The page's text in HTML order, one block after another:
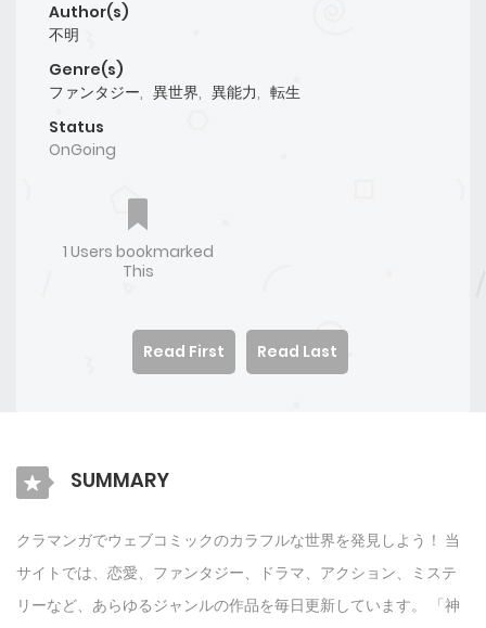
Author(s)
不明
Genre(s)
ファンタジー, 異世界, 異能力, 転生
Status
OnGoing
1 Users bookmarked
This
Read First Read Last
SUMMARY
クラマンガでウェブコミックのカラフルな世界を発見しよう！ 当
サイトでは、恋愛、ファンタジー、ドラマ、アクション、ミステ
リーなど、あらゆるジャンルの作品を毎日更新しています。 「神